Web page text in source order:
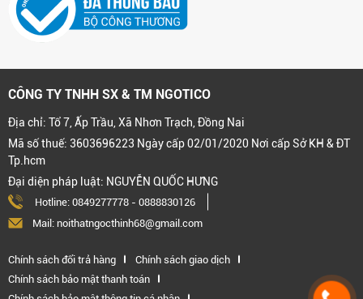
CÔNG TY TNHH SX & TM NGOTICO
Địa chỉ: Tổ 7, Ấp Trầu, Xã Nhơn Trạch, Đồng Nai
Mã số thuế: 3603696223 Ngày cấp 02/01/2020 Nơi cấp Sở KH & ĐT
Tp.hcm
Đại diện pháp luật: NGUYỄN QUỐC HƯNG
Hotline: 0849277778 - 0888830126
Mail: noithatngocthinh68@gmail.com
Chính sách đổi trả hàng
Chính sách giao dịch
Chính sách bảo mật thanh toán